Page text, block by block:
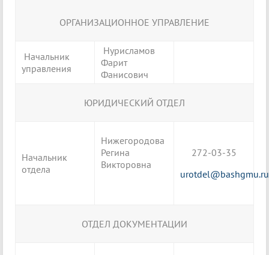
ОРГАНИЗАЦИОННОЕ УПРАВЛЕНИЕ
Начальник
управления
Нурисламов
Фарит
Фанисович
ЮРИДИЧЕСКИЙ ОТДЕЛ
Начальник
отдела
Нижегородова
Регина
Викторовна
272-03-35
urotdel@bashgmu.ru
ОТДЕЛ ДОКУМЕНТАЦИИ